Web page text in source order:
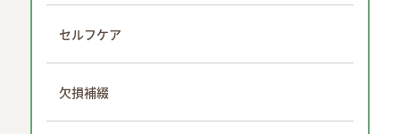
セルフケア
欠損補綴